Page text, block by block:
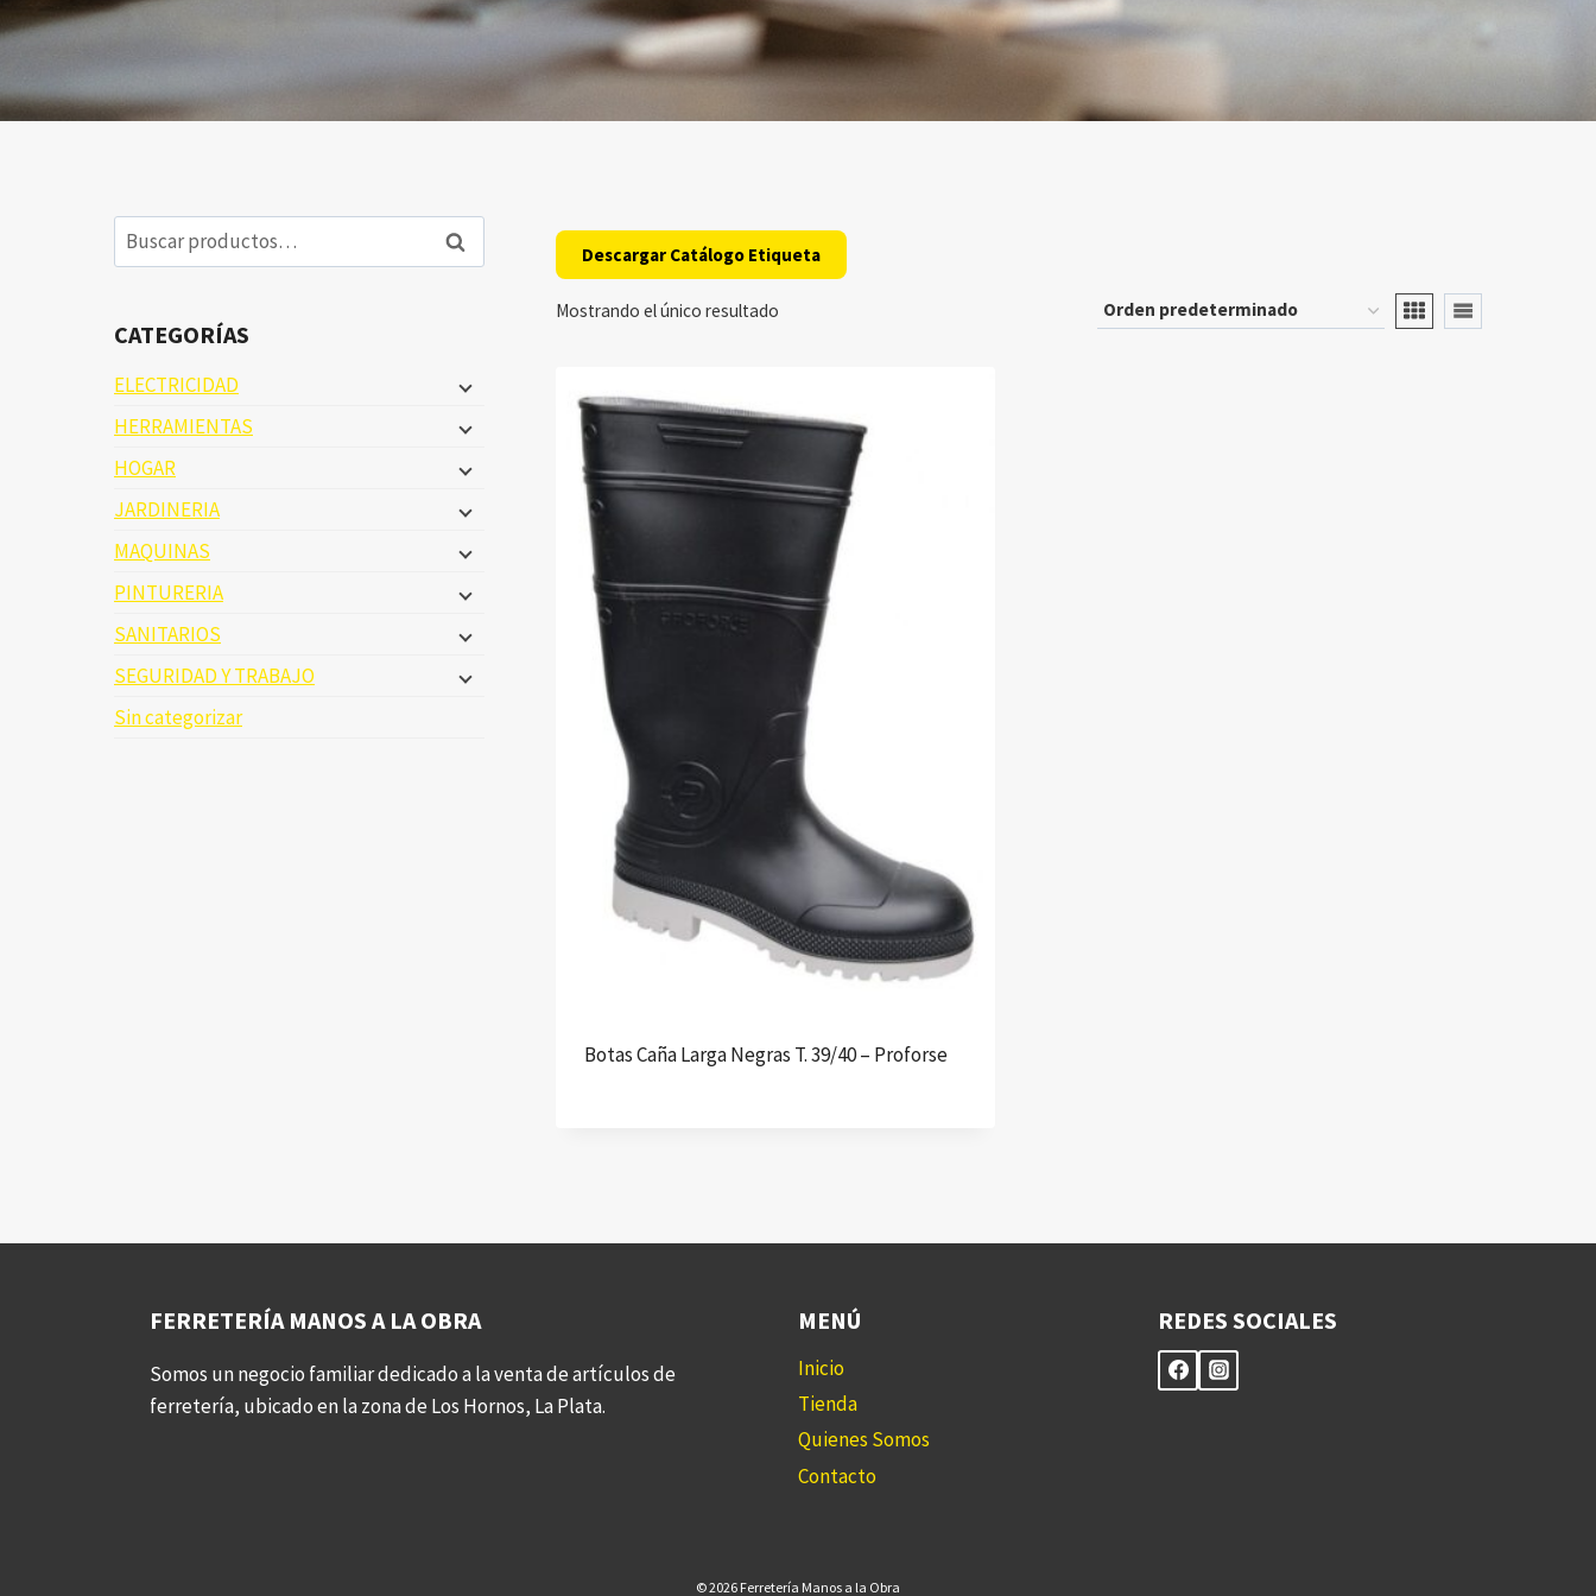
Descargar Catálogo Etiqueta
Mostrando el único resultado
Botas Caña Larga Negras T. 39/40 – Proforse
Buscar
por:
Buscar
CATEGORÍAS
ELECTRICIDAD
HERRAMIENTAS
HOGAR
JARDINERIA
MAQUINAS
PINTURERIA
SANITARIOS
SEGURIDAD Y TRABAJO
Sin categorizar
FERRETERÍA MANOS A LA OBRA
Somos un negocio familiar dedicado a la venta de artículos de
ferretería, ubicado en la zona de Los Hornos, La Plata.
MENÚ
Inicio
Tienda
Quienes Somos
Contacto
REDES SOCIALES
© 2026 Ferretería Manos a la Obra